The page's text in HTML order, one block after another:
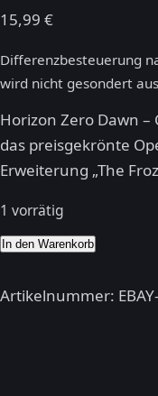
15,99 €
Differenzbesteuerung
wird nicht gesondert
Horizon Zero Dawn –
das preisgekrönte
Erweiterung „The
1 vorrätig
Horizon
Dawn
In den Warenkorb
Artikelnummer: